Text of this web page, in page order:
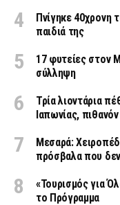
Πνίγηκε 40χρονη
παιδιά της
17 φυτείες στον
σύλληψη
Τρία λιοντάρια
Ιαπωνίας,
Μεσαρά:
πρόσβαλα που δεν
«Τουρισμός για
το Πρόγραμμα